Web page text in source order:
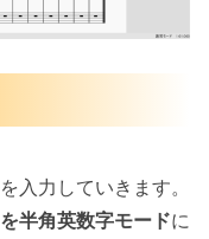
入力していきます。
半角英数字モードに